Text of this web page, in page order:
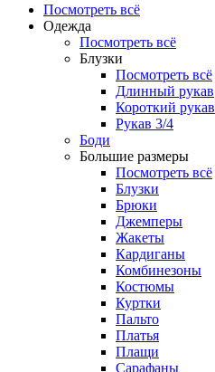
Посмотреть всё
Одежда
Посмотреть всё
Блузки
Посмотреть всё
Длинный рукав
Короткий рукав
Рукав 3/4
Боди
Большие размеры
Посмотреть всё
Блузки
Брюки
Джемперы
Жакеты
Кардиганы
Комбинезоны
Костюмы
Куртки
Пальто
Платья
Плащи
Сарафаны